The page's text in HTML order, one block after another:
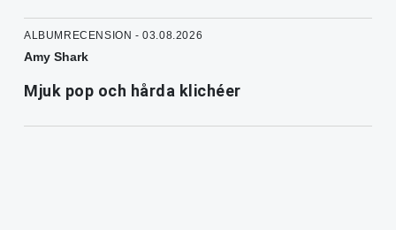
ALBUMRECENSION - 03.08.2026
Amy Shark
Mjuk pop och hårda klichéer